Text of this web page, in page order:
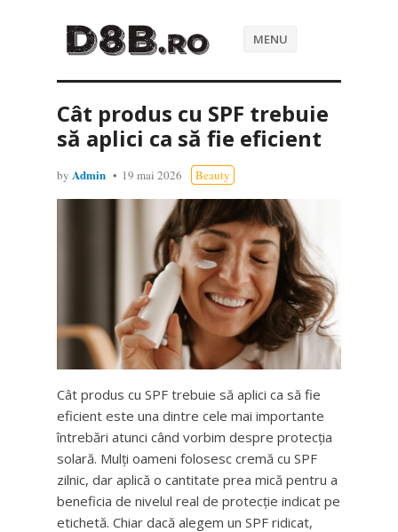
MENU
Cât produs cu SPF trebuie
să aplici ca să fie eficient
by Admin 19 mai 2026 Beauty
Cât produs cu SPF trebuie să aplici ca să fie
eficient este una dintre cele mai importante
întrebări atunci când vorbim despre protecția
solară. Mulți oameni folosesc cremă cu SPF
zilnic, dar aplică o cantitate prea mică pentru a
beneficia de nivelul real de protecție indicat pe
etichetă. Chiar dacă alegem un SPF ridicat,